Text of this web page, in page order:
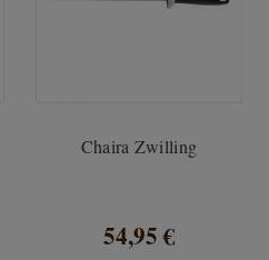
Chaira Zwilling
54,95 €